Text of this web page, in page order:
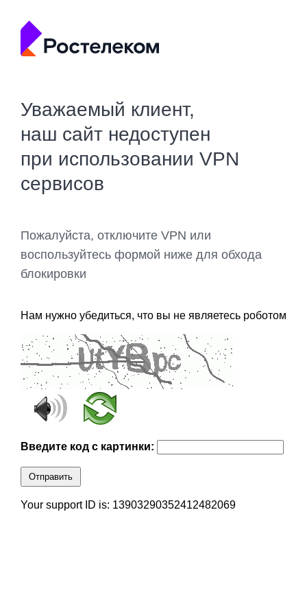
Уважаемый клиент,
наш сайт недоступен
при использовании VPN
сервисов
Пожалуйста, отключите VPN или
воспользуйтесь формой ниже для обхода
блокировки
Нам нужно убедиться, что вы не являетесь роботом
Введите код с картинки:
Отправить
Your support ID is: 13903290352412482069